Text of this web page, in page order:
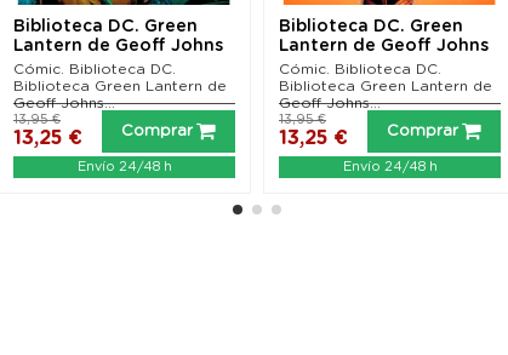
Biblioteca DC. Green
Lantern de Geoff Johns
05
Cómic. Biblioteca DC.
Biblioteca Green Lantern de
Geoff Johns...
13,25 €
13,95 €
Comprar
Envío 24/48 h
Biblioteca DC. Green
Lantern de Geoff Johns
06
Cómic. Biblioteca DC.
Biblioteca Green Lantern de
Geoff Johns...
13,25 €
13,95 €
Comprar
Envío 24/48 h